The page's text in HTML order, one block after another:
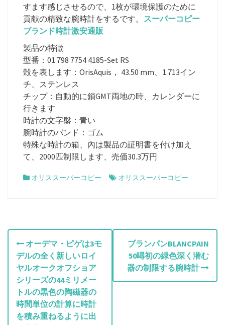
すます感じさせるので、1枚が環境保護のために
貢献の精致な腕時計をするです。 スーパーコピー
ブランド時計激安通販
製品の特徴
型番：01 798 7754 4185-Set RS
殻を表します：OrisAquis， 43.50 mm、1.713イン
チ、ステンレス
チップ：自動的に鎖GMT両地の時、カレンダーに
行きます
時計の文字盤：青い
腕時計のバンド：ゴム
特殊な時計の箱、內は製品の証明書を付け加え
て、2000匹制限します、売価30.3万円
オリススーパーコピー オリススーパーコピー
投
稿
ナ
ビ
オーデマ・ピゲは3モ
デルの全く新しいロイ
ヤルオークオフショア
シリーズの44ミリメー
トルの黒色の陶磁器の
時間単位の計算に時計
を積み重ねるように出
ブランパンBLANCPAIN
50噚初の緑色深く潜む
器の制限する腕時計